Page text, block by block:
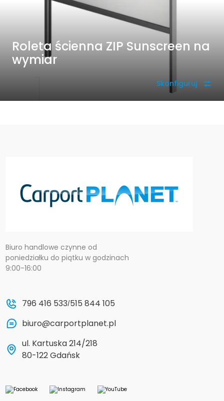
Roleta ścienna ZIP Sunscreen na
wymiar
Skonfiguruj
Biuro handlowe czynne od
poniedziałku do piątku w godzinach
9:00-16:00
796 416 533/515 844 105
biuro@carportplanet.pl
ul. Kartuska 214/218
80-122 Gdańsk